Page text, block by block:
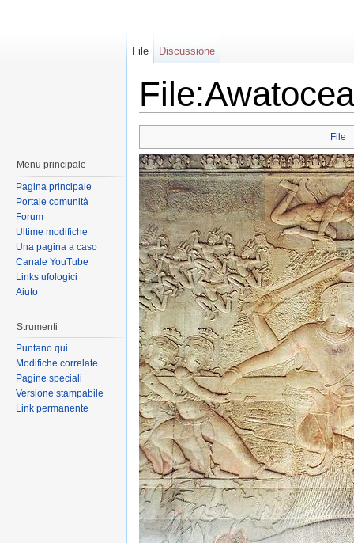
File
File Discussione
Menu principale
Pagina principale
Portale comunità
Forum
Ultime modifiche
Una pagina a caso
Canale YouTube
Links ufologici
Aiuto
Strumenti
Puntano qui
Modifiche correlate
Pagine speciali
Versione stampabile
Link permanente